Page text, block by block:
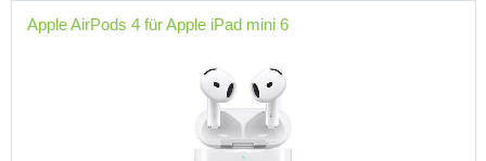
Apple AirPods 4 für Apple iPad mini 6